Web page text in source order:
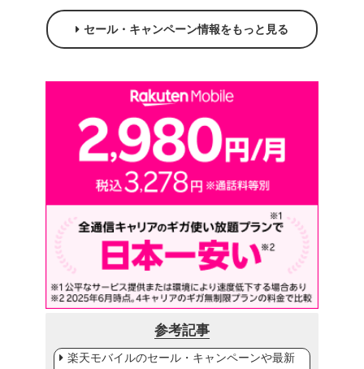
セール・キャンペーン情報をもっと見る
参考記事
楽天モバイルのセール・キャンペーンや最新